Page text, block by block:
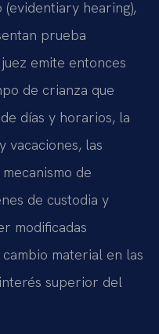
(evidentiary hearing),
prueba
emite entonces
de crianza que
días y horarios, la
vacaciones, las
de
de custodia y
modificadas
material en las
superior del